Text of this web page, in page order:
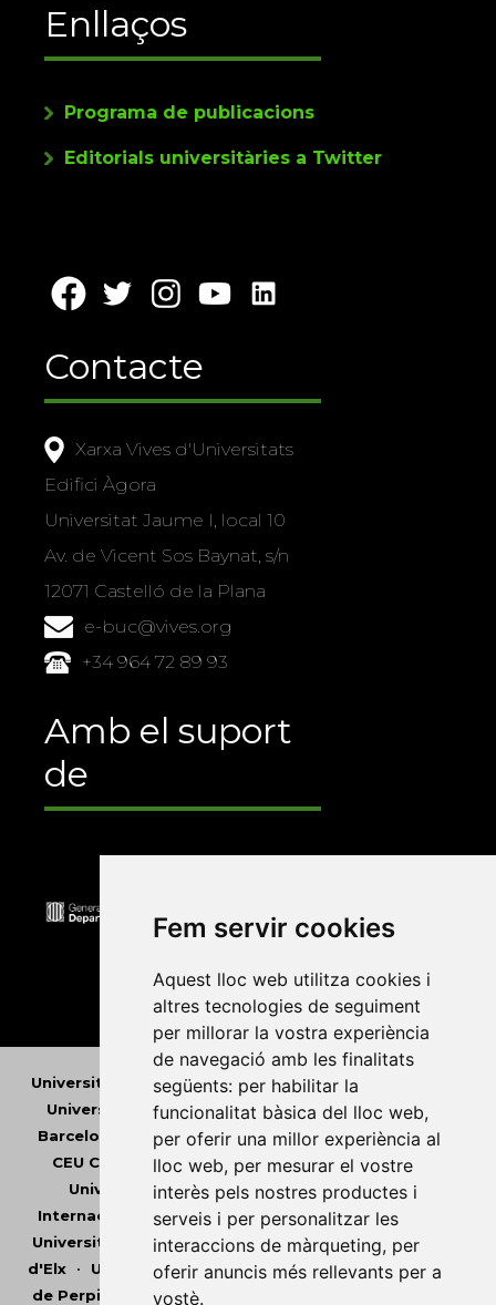
Fem servir cookies
Aquest lloc web utilitza cookies i
altres tecnologies de seguiment
per millorar la vostra experiència
de navegació amb les finalitats
següents: per habilitar la
funcionalitat bàsica del lloc web,
per oferir una millor experiència al
lloc web, per mesurar el vostre
interès pels nostres productes i
serveis i per personalitzar les
interaccions de màrqueting, per
oferir anuncis més rellevants per a
vostè.
Enllaços
Programa de publicacions
Editorials universitàries a Twitter
Contacte
Xarxa Vives d'Universitats
Edifici Àgora
Universitat Jaume I, local 10
Av. de Vicent Sos Baynat, s/n
12071 Castelló de la Plana
e-buc@vives.org
+34 964 72 89 93
Amb el suport
de
Universitat Abat Oliba CEU•Universitat d'Alacant
Universitat d'Andorra•Universitat Autònoma de
Barcelona
Universitat de Barcelona•Universitat
CEU Cardenal Herrera
•Universitat de Girona
Universitat de les Illes Balears•Universitat
Internacional de Catalunya •Universitat Jaume I
Universitat de Lleida•Universitat Miguel Hernández
d'Elx• Universitat Oberta de Catalunya•Universitat
de Perpinyà Via Domitia